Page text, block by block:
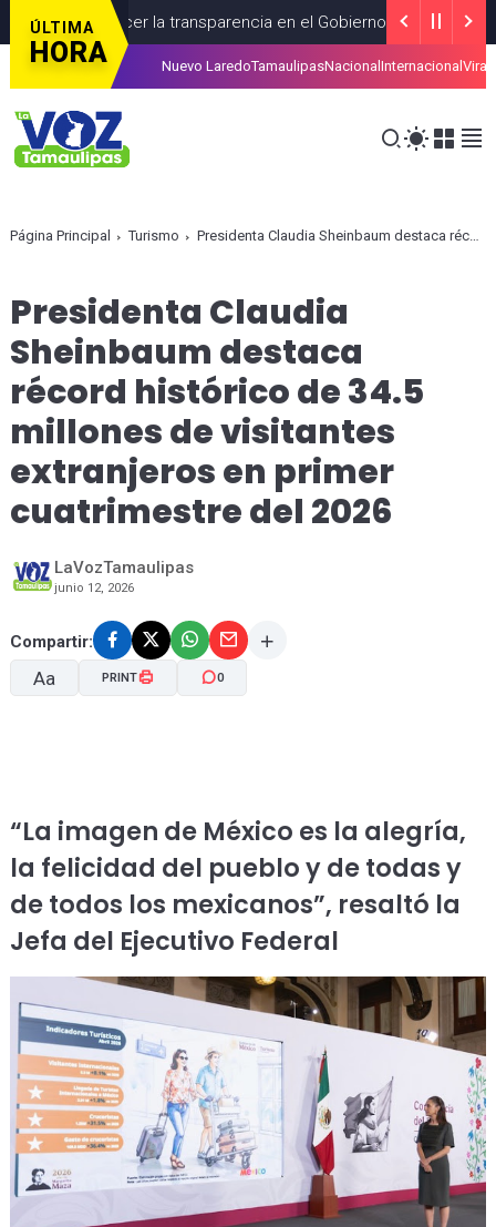
ÚLTIMA
HORA
fortalecer la transparencia en el Gobierno de México
con trámites del SAT RECIENTESAGOSTO 04, 2026
Nuevo LaredoTamaulipasNacional Internacional Viral
Página Principal Turismo Presidenta Claudia Sheinbaum destaca récord histórico de 34.5 millones de visitantes extranjeros en primer cuatrimestre del 2026
Presidenta Claudia
Sheinbaum destaca
récord histórico de 34.5
millones de visitantes
extranjeros en primer
cuatrimestre del 2026
LaVozTamaulipas
junio 12, 2026
Compartir:
Aa PRINT 0
“La imagen de México es la alegría,
la felicidad del pueblo y de todas y
de todos los mexicanos”, resaltó la
Jefa del Ejecutivo Federal